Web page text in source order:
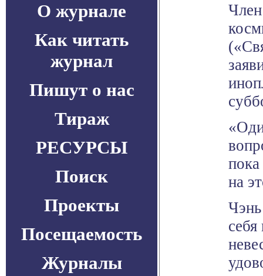
О журнале
Как читать
журнал
Пишут о нас
Тираж
РЕСУРСЫ
Поиск
Проекты
Посещаемость
Журналы
на